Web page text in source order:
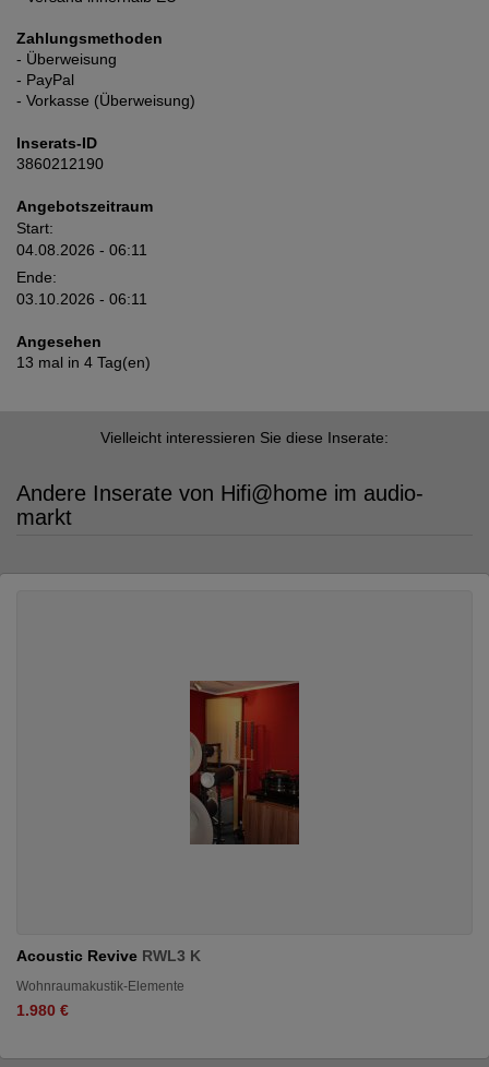
Zahlungsmethoden
- Überweisung
- PayPal
- Vorkasse (Überweisung)
Inserats-ID
3860212190
Angebotszeitraum
Start:
04.08.2026 - 06:11
Ende:
03.10.2026 - 06:11
Angesehen
13 mal in 4 Tag(en)
Vielleicht interessieren Sie diese Inserate:
Andere Inserate von Hifi@home im audio-
markt
Acoustic Revive RWL3 K
Wohnraumakustik-Elemente
1.980 €